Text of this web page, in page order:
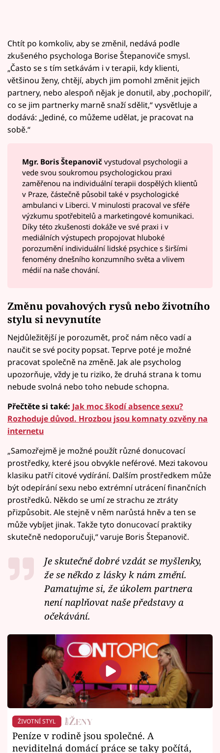
Chtít po komkoliv, aby se změnil, nedává podle
zkušeného psychologa Borise Štepanoviče smysl.
„Často se s tím setkávám i v terapii, kdy klienti,
většinou ženy, chtějí, abych jim pomohl změnit jejich
partnery, nebo alespoň nějak je donutil, aby ‚pochopili‘,
co se jim partnerky marně snaží sdělit,“ vysvětluje a
dodává: „Jediné, co můžeme udělat, je pracovat na
sobě.“
Mgr. Boris Štepanovič vystudoval psychologii a
vede svou soukromou psychologickou praxi
zaměřenou na individuální terapii dospělých klientů
v Praze, částečně působil také v psychologické
ambulanci v Liberci. V minulosti pracoval ve sféře
výzkumu spotřebitelů a marketingové komunikaci.
Díky této zkušenosti dokáže ve své praxi i v
mediálních výstupech propojovat hluboké
porozumění individuální lidské psychice s širšími
fenomény dnešního konzumního světa a vlivem
médií na naše chování.
Změnu povahových rysů nebo životního
stylu si nevynutíte
Nejdůležitější je porozumět, proč nám něco vadí a
naučit se své pocity popsat. Teprve poté je možné
pracovat společně na změně. Jak ale psycholog
upozorňuje, vždy je tu riziko, že druhá strana k tomu
nebude svolná nebo toho nebude schopna.
Přečtěte si také: Jak moc škodí absence sexu?
Rozhoduje důvod. Hrozbou jsou komnaty ozvěny na
internetu
„Samozřejmě je možné použít různé donucovací
prostředky, které jsou obvykle neférové. Mezi takovou
klasiku patří citové vydírání. Dalším prostředkem může
být odepírání sexu nebo extrémní utrácení finančních
prostředků. Někdo se umí ze strachu ze ztráty
přizpůsobit. Ale stejně v něm narůstá hněv a ten se
může vybíjet jinak. Takže tyto donucovací praktiky
skutečně nedoporučuji,“ varuje Boris Štepanovič.
Je skutečně dobré vzdát se myšlenky,
že se někdo z lásky k nám změní.
Pamatujme si, že úkolem partnera
není naplňovat naše představy a
očekávání.
ŽIVOTNÍ STYL
Peníze v rodině jsou společné. A
neviditelná domácí práce se taky počítá,